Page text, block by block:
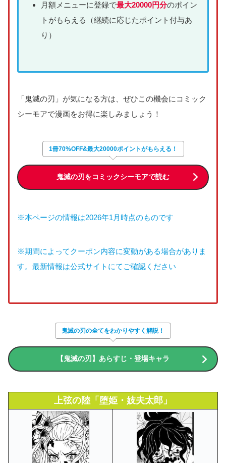
月額メニューに登録で最大20000円分のポイン
トがもらえる（継続に応じたポイント付与あ
り）
「鬼滅の刃」が気になる方は、ぜひこの機会にコミック
シーモアで漫画をお得に楽しみましょう！
1冊70%OFF&最大20000ポイントがもらえる！
鬼滅の刃をコミックシーモアで読む
※本ページの情報は2026年1月時点のものです
※期間によってクーポン内容に変動がある場合がありま
す。最新情報は公式サイトにてご確認ください
鬼滅の刃の全てをわかりやすく解説！
【鬼滅の刃】あらすじ・登場キャラ
上弦の陸「堕姫・妓夫太郎」